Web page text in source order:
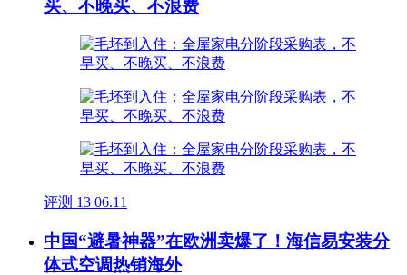
买、不晚买、不浪费
评测 13 06.11
中国“避暑神器”在欧洲卖爆了！海信易安装分
体式空调热销海外